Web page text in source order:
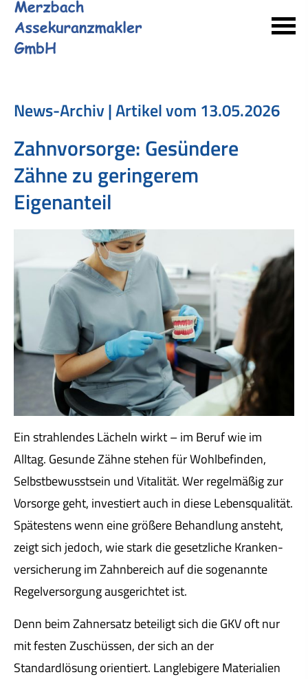
News-Archiv | Artikel vom 13.05.2026
Zahnvorsorge: Gesündere
Zähne zu geringerem
Eigenanteil
Ein strahlendes Lächeln wirkt – im Beruf wie im
Alltag. Gesunde Zähne stehen für Wohlbefinden,
Selbstbewusstsein und Vitalität. Wer regelmäßig zur
Vorsorge geht, investiert auch in diese Lebensqualität.
Spätestens wenn eine größere Behandlung ansteht,
zeigt sich jedoch, wie stark die gesetzliche Kranken­
ver­si­che­rung im Zahnbereich auf die sogenannte
Regelversorgung ausgerichtet ist.
Denn beim Zahnersatz beteiligt sich die GKV oft nur
mit festen Zuschüssen, der sich an der
Standardlösung orientiert. Langlebigere Materialien